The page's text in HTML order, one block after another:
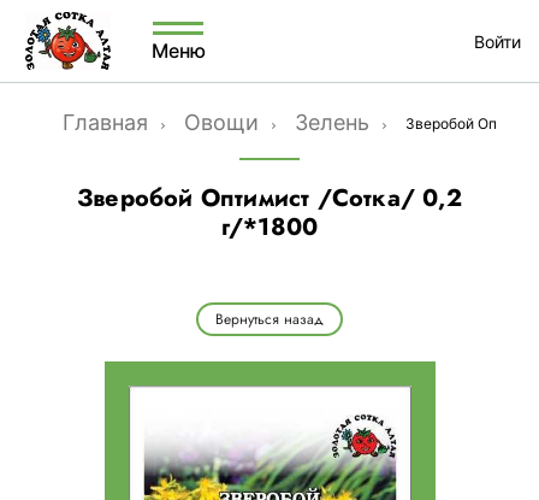
Меню Войти
Главная Овощи Зелень Зверобой
Зверобой Оптимист /Сотка/ 0,2
г/*1800
Вернуться назад